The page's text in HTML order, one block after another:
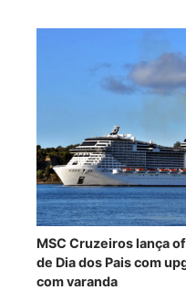
MSC Cruzeiros lança
de Dia dos Pais com
com varanda